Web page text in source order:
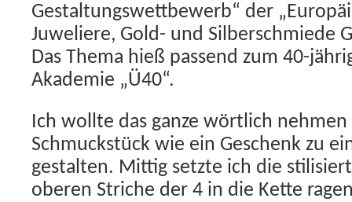
Gestaltungswettbewerb“ der
Juweliere, Gold- und Silberschmiede
Das Thema hieß passend zum 40-
Akademie „Ü40“.
Ich wollte das ganze wörtlich nehmen
Schmuckstück wie ein Geschenk zu
gestalten. Mittig setzte ich die
oberen Striche der 4 in die Kette